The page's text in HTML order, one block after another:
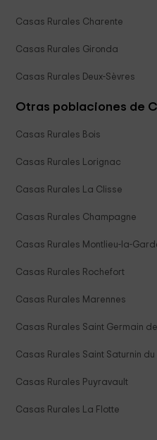
Casas Rurales Charente
Casas Rurales Gironda
Casas Rurales Deux-Sèvres
Otras poblaciones de
Casas Rurales Bois
Casas Rurales Lorignac
Casas Rurales La Clisse
Casas Rurales Champagne
Casas Rurales Montlieu-la-
Casas Rurales Rochefort
Casas Rurales Marennes
Casas Rurales Saint Germain
Casas Rurales Saint Saturnin du
Casas Rurales Puyravault
Casas Rurales La Flotte